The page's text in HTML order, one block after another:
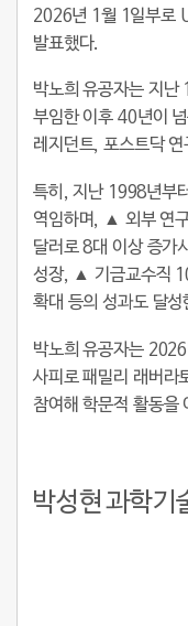
2026년 1월 1일부로
발표했다.
박노희 유공자는 지
부임한 이후 40년이
레지던트, 포스트닥
특히, 지난 1998년부
역임하며, ▲ 외부 연
달러로 8대 이상 증가
성장, ▲ 기금교수직
확대 등의 성과도 달성
박노희 유공자는
사피로 패밀리 래버라
참여해 학문적 활동을
박성현 과학기